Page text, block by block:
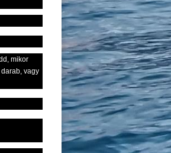
mikor
vagy